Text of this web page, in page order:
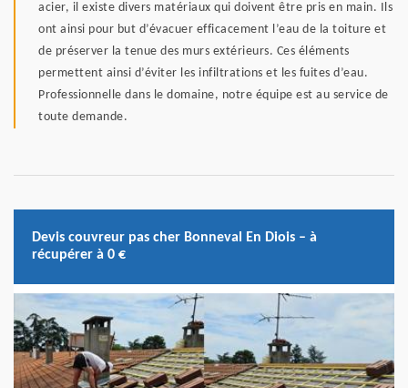
acier, il existe divers matériaux qui doivent être pris en main. Ils
ont ainsi pour but d’évacuer efficacement l’eau de la toiture et
de préserver la tenue des murs extérieurs. Ces éléments
permettent ainsi d’éviter les infiltrations et les fuites d’eau.
Professionnelle dans le domaine, notre équipe est au service de
toute demande.
Devis couvreur pas cher Bonneval En Diois – à
récupérer à 0 €